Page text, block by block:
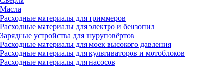
Масла
Расходные материалы для триммеров
Расходные материалы для электро и бензопил
Зарядные устройства для шуруповёртов
Расходные материалы для моек высокого давления
Расходные материалы для культиваторов и мотоблоков
Расходные материалы для насосов